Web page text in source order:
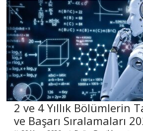
2 ve 4 Yıllık Bölümlerin
ve Başarı Sıralamaları